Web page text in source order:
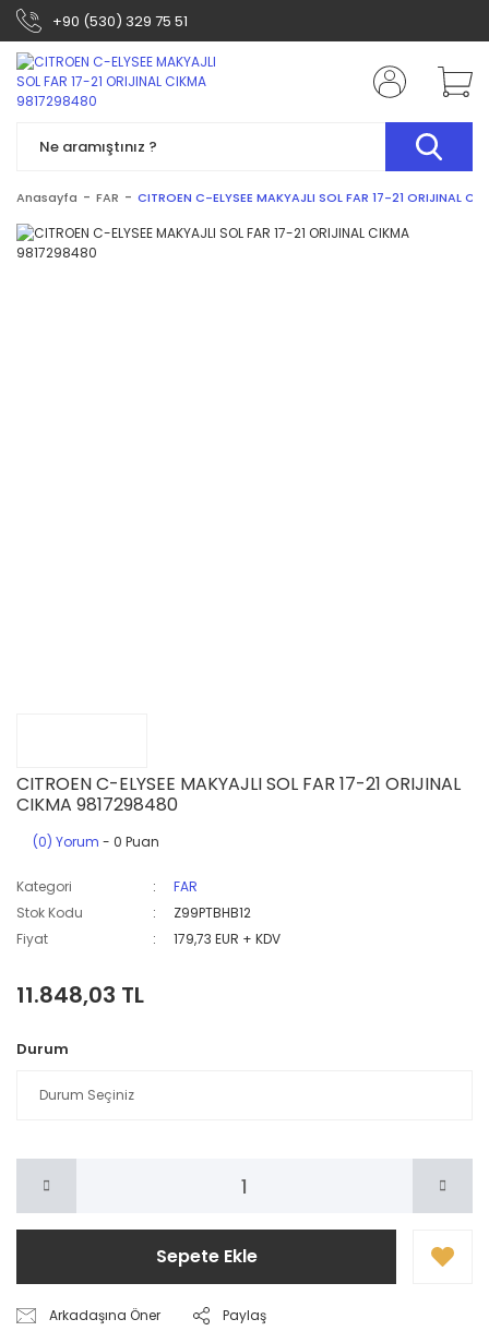
+90 (530) 329 75 51
Anasayfa FAR CITROEN C-ELYSEE MAKYAJLI SOL FAR 17-21 ORIJINAL
CITROEN C-ELYSEE MAKYAJLI SOL FAR 17-21 ORIJINAL
CIKMA 9817298480
(0) Yorum - 0 Puan
Kategori
FAR
Stok Kodu
Z99PTBHB12
Fiyat
179,73 EUR + KDV
11.848,03 TL
Durum
Sepete Ekle
Arkadaşına Öner Paylaş